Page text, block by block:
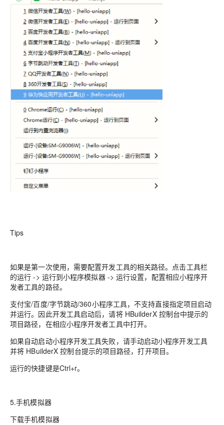
Tips
如果是第一次使用，需要配置开发工具的相关路径。点击工具栏
的运行 -> 运行到小程序模拟器 -> 运行设置，配置相应小程序开
发者工具的路径。
支付宝/百度/字节跳动/360小程序工具，不支持直接指定项目启动
并运行。因此开发工具启动后，请将 HBuilderX 控制台中提示的
项目路径，在相应小程序开发者工具中打开。
如果自动启动小程序开发工具失败，请手动启动小程序开发工具
并将 HBuilderX 控制台提示的项目路径，打开项目。
运行的快捷键是Ctrl+r。
5.手机模拟器
下载手机模拟器